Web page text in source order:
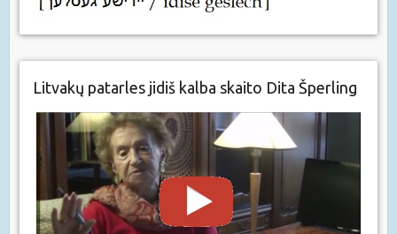
Litvakų patarles jidiš kalba skaito Dita Šperling